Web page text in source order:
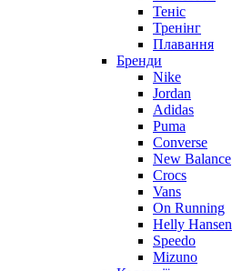
Теніс
Тренінг
Плавання
Бренди
Nike
Jordan
Adidas
Puma
Converse
New Balance
Crocs
Vans
On Running
Helly Hansen
Speedo
Mizuno